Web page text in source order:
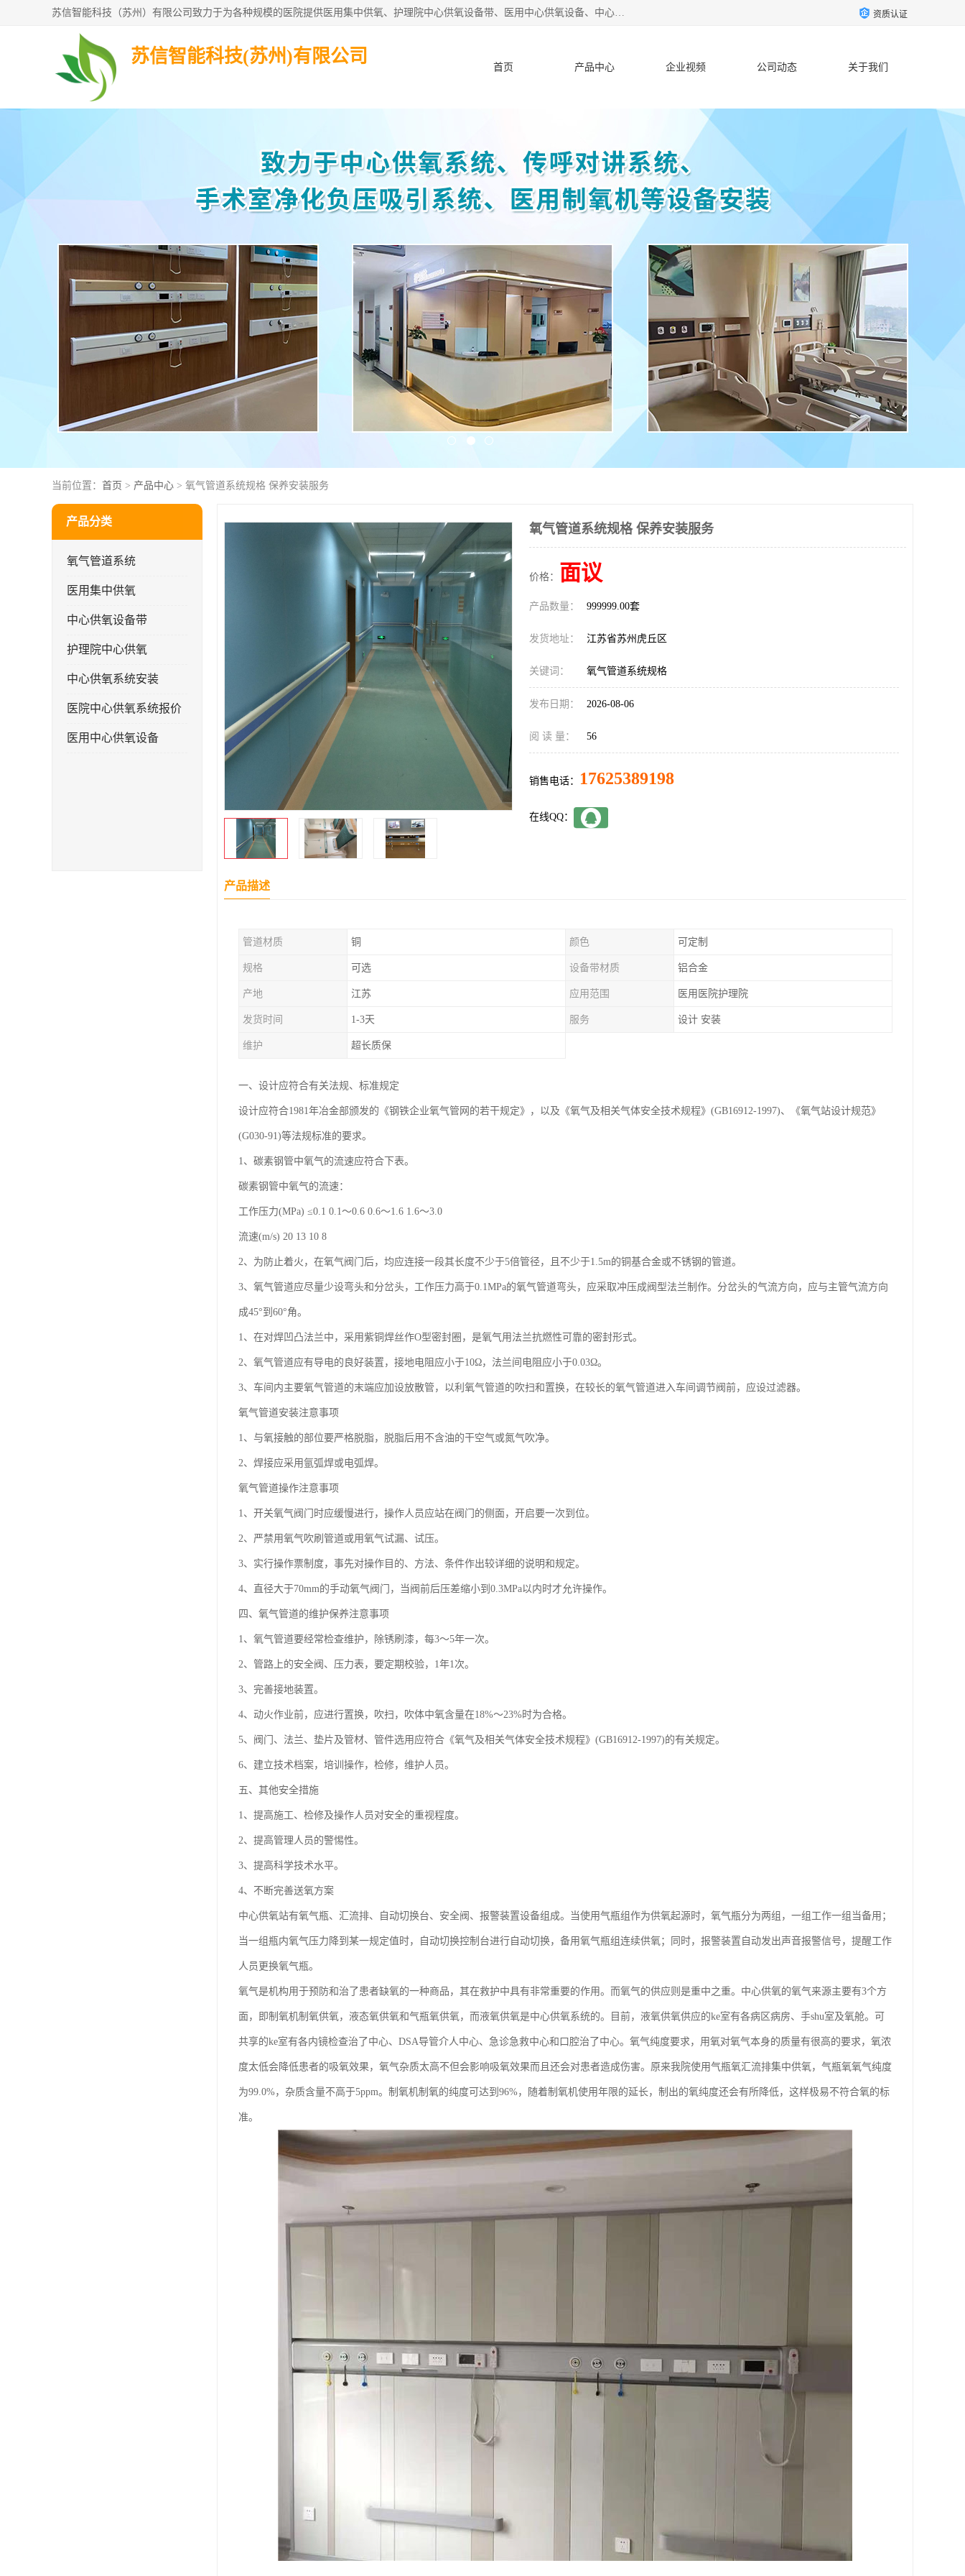
苏信智能科技（苏州）有限公司致力于为各种规模的医院提供医用集中供氧、护理院中心供氧设备带、医用中心供氧设备、中心供氧系统安装、医院中心供氧系统报价等“一条龙”服务。 资质认证
苏信智能科技(苏州)有限公司
首页 产品中心 企业视频 公司动态 关于我们
当前位置： 首页 > 产品中心 > 氧气管道系统规格 保养安装服务
产品分类
氧气管道系统
医用集中供氧
中心供氧设备带
护理院中心供氧
中心供氧系统安装
医院中心供氧系统报价
医用中心供氧设备
氧气管道系统规格 保养安装服务
价格： 面议
产品数量： 999999.00套
发货地址： 江苏省苏州虎丘区
关键词： 氧气管道系统规格
发布日期： 2026-08-06
阅 读 量： 56
销售电话： 17625389198
在线QQ：
产品描述
管道材质 铜 颜色 可定制
规格 可选 设备带材质 铝合金
产地 江苏 应用范围 医用医院护理院
发货时间 1-3天 服务 设计 安装
维护 超长质保
一、设计应符合有关法规、标准规定
设计应符合1981年冶金部颁发的《钢铁企业氧气管网的若干规定》，以及《氧气及相关气体安全技术规程》(GB16912-1997)、《氧气站设计规范》
(G030-91)等法规标准的要求。
1、碳素钢管中氧气的流速应符合下表。
碳素钢管中氧气的流速：
工作压力(MPa) ≤0.1 0.1～0.6 0.6～1.6 1.6～3.0
流速(m/s) 20 13 10 8
2、为防止着火，在氧气阀门后，均应连接一段其长度不少于5倍管径，且不少于1.5m的铜基合金或不锈钢的管道。
3、氧气管道应尽量少设弯头和分岔头，工作压力高于0.1MPa的氧气管道弯头，应采取冲压成阀型法兰制作。分岔头的气流方向，应与主管气流方向
成45°到60°角。
1、在对焊凹凸法兰中，采用紫铜焊丝作O型密封圈，是氧气用法兰抗燃性可靠的密封形式。
2、氧气管道应有导电的良好装置，接地电阻应小于10Ω，法兰间电阻应小于0.03Ω。
3、车间内主要氧气管道的末端应加设放散管，以利氧气管道的吹扫和置换，在较长的氧气管道进入车间调节阀前，应设过滤器。
氧气管道安装注意事项
1、与氧接触的部位要严格脱脂，脱脂后用不含油的干空气或氮气吹净。
2、焊接应采用氩弧焊或电弧焊。
氧气管道操作注意事项
1、开关氧气阀门时应缓慢进行，操作人员应站在阀门的侧面，开启要一次到位。
2、严禁用氧气吹刷管道或用氧气试漏、试压。
3、实行操作票制度，事先对操作目的、方法、条件作出较详细的说明和规定。
4、直径大于70mm的手动氧气阀门，当阀前后压差缩小到0.3MPa以内时才允许操作。
四、氧气管道的维护保养注意事项
1、氧气管道要经常检查维护，除锈刷漆，每3～5年一次。
2、管路上的安全阀、压力表，要定期校验，1年1次。
3、完善接地装置。
4、动火作业前，应进行置换，吹扫，吹体中氧含量在18%～23%时为合格。
5、阀门、法兰、垫片及管材、管件选用应符合《氧气及相关气体安全技术规程》(GB16912-1997)的有关规定。
6、建立技术档案，培训操作，检修，维护人员。
五、其他安全措施
1、提高施工、检修及操作人员对安全的重视程度。
2、提高管理人员的警惕性。
3、提高科学技术水平。
4、不断完善送氧方案
中心供氧站有氧气瓶、汇流排、自动切换台、安全阀、报警装置设备组成。当使用气瓶组作为供氧起源时，氧气瓶分为两组，一组工作一组当备用；
当一组瓶内氧气压力降到某一规定值时，自动切换控制台进行自动切换，备用氧气瓶组连续供氧；同时，报警装置自动发出声音报警信号，提醒工作
人员更换氧气瓶。
氧气是机构用于预防和治了患者缺氧的一种商品，其在救护中具有非常重要的作用。而氧气的供应则是重中之重。中心供氧的氧气来源主要有3个方
面，即制氧机制氧供氧，液态氧供氧和气瓶氧供氧，而液氧供氧是中心供氧系统的。目前，液氧供氧供应的ke室有各病区病房、手shu室及氧舱。可
共享的ke室有各内镜检查治了中心、DSA导管介人中心、急诊急救中心和口腔治了中心。氧气纯度要求，用氧对氧气本身的质量有很高的要求，氧浓
度太低会降低患者的吸氧效果，氧气杂质太高不但会影响吸氧效果而且还会对患者造成伤害。原来我院使用气瓶氧汇流排集中供氧，气瓶氧氧气纯度
为99.0%，杂质含量不高于5ppm。制氧机制氧的纯度可达到96%，随着制氧机使用年限的延长，制出的氧纯度还会有所降低，这样极易不符合氧的标
准。